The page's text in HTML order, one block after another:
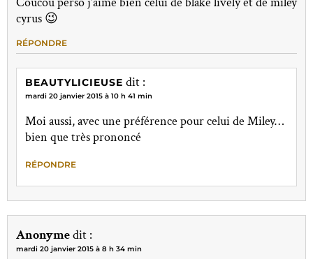
cyrus 😉
RÉPONDRE
BEAUTYLICIEUSE dit :
mardi 20 janvier 2015 à 10 h 41 min
Moi aussi, avec une préférence pour celui de Miley…
bien que très prononcé
RÉPONDRE
Anonymedit :
mardi 20 janvier 2015 à 8 h 34 min